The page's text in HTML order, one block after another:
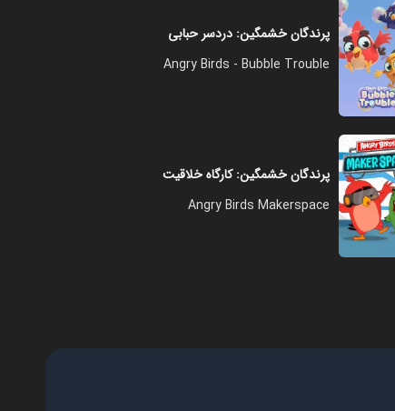
پرندگان خشمگین: دردسر حبابی
Angry Birds - Bubble Trouble
پرندگان خشمگین: کارگاه خلاقیت
Angry Birds Makerspace